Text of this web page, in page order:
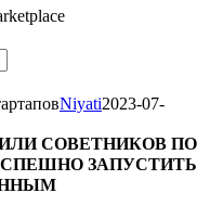
Niyati2023-07-
СОВЕТНИКОВ ПО
ЗАПУСТИТЬ